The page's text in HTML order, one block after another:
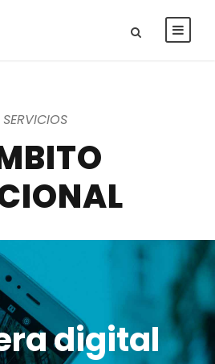
SERVICIOS
digital